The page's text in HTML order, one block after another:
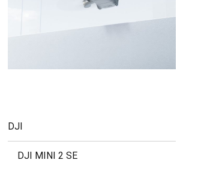
DJI
DJI MINI 2 SE